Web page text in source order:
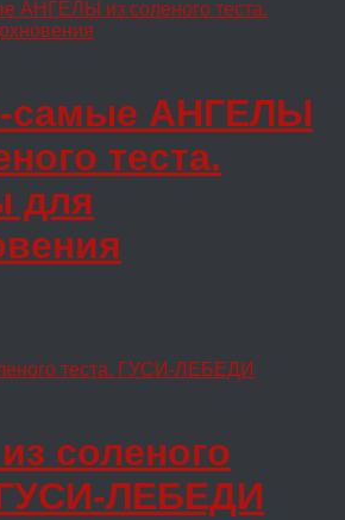
самые АНГЕЛЫ
теста.
для
соленого
ГУСИ-ЛЕБЕДИ